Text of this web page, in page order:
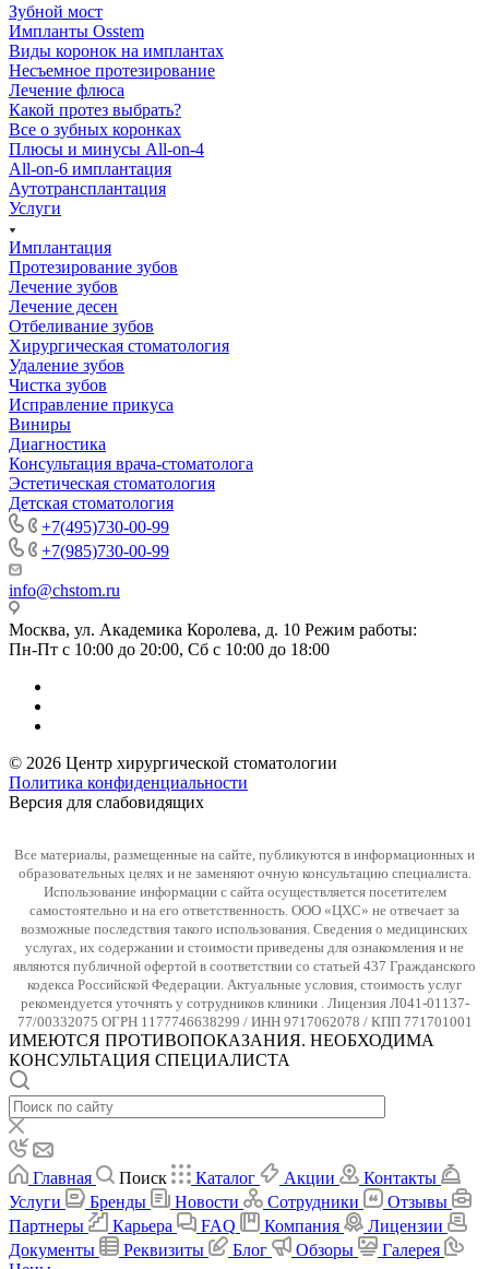
Зубной мост
Импланты Osstem
Виды коронок на имплантах
Несъемное протезирование
Лечение флюса
Какой протез выбрать?
Все о зубных коронках
Плюсы и минусы All-on-4
All-on-6 имплантация
Аутотрансплантация
Услуги
Имплантация
Протезирование зубов
Лечение зубов
Лечение десен
Отбеливание зубов
Хирургическая стоматология
Удаление зубов
Чистка зубов
Исправление прикуса
Виниры
Диагностика
Консультация врача-стоматолога
Эстетическая стоматология
Детская стоматология
+7(495)730-00-99
+7(985)730-00-99
info@chstom.ru
Москва, ул. Академика Королева, д. 10 Режим работы:
Пн-Пт с 10:00 до 20:00, Сб с 10:00 до 18:00
© 2026 Центр хирургической стоматологии
Политика конфиденциальности
Версия для слабовидящих
Все материалы, размещенные на сайте, публикуются в информационных и
образовательных целях и не заменяют очную консультацию специалиста.
Использование информации с сайта осуществляется посетителем
самостоятельно и на его ответственность. ООО «ЦХС» не отвечает за
возможные последствия такого использования. Сведения о медицинских
услугах, их содержании и стоимости приведены для ознакомления и не
являются публичной офертой в соответствии со статьей 437 Гражданского
кодекса Российской Федерации. Актуальные условия, стоимость услуг
рекомендуется уточнять у сотрудников клиники . Лицензия Л041-01137-
77/00332075 ОГРН 1177746638299 / ИНН 9717062078 / КПП 771701001
ИМЕЮТСЯ ПРОТИВОПОКАЗАНИЯ. НЕОБХОДИМА
КОНСУЛЬТАЦИЯ СПЕЦИАЛИСТА
Главная Поиск Каталог Акции
Контакты
Услуги
Бренды Новости Сотрудники
Отзывы
Партнеры
Карьера FAQ Компания
Лицензии
Документы
Реквизиты Блог Обзоры
Галерея